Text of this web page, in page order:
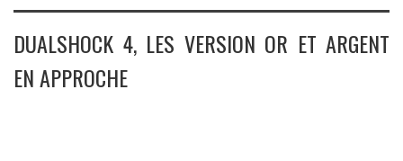
DUALSHOCK 4, LES VERSION OR ET ARGENT
EN APPROCHE